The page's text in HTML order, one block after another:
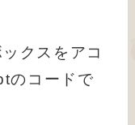
クスをアコ
のコードで